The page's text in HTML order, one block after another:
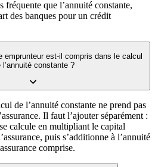
fréquente que l’annuité constante,
des banques pour un crédit
emprunteur est-il compris dans le calcul
l’annuité constante ?
de l’annuité constante ne prend pas
Il faut l’ajouter séparément :
calcule en multipliant le capital
puis s’additionne à l’annuité
comprise.